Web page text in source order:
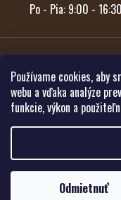
Používame cookies, aby
webu a vďaka analýze
funkcie, výkon a
Odmietnuť
Po - Pia: 9:00 - 16:30